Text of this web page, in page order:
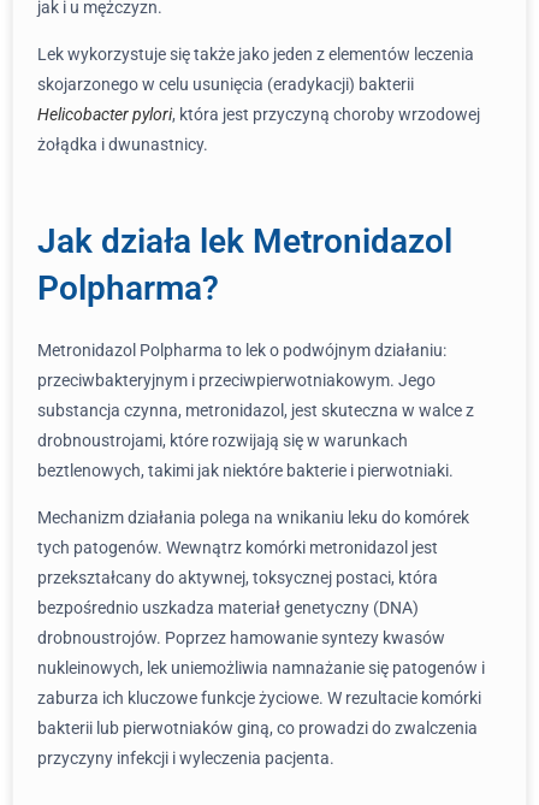
jak i u mężczyzn.
Lek wykorzystuje się także jako jeden z elementów leczenia
skojarzonego w celu usunięcia (eradykacji) bakterii
Helicobacter pylori, która jest przyczyną choroby wrzodowej
żołądka i dwunastnicy.
Jak działa lek Metronidazol
Polpharma?
Metronidazol Polpharma to lek o podwójnym działaniu:
przeciwbakteryjnym i przeciwpierwotniakowym. Jego
substancja czynna, metronidazol, jest skuteczna w walce z
drobnoustrojami, które rozwijają się w warunkach
beztlenowych, takimi jak niektóre bakterie i pierwotniaki.
Mechanizm działania polega na wnikaniu leku do komórek
tych patogenów. Wewnątrz komórki metronidazol jest
przekształcany do aktywnej, toksycznej postaci, która
bezpośrednio uszkadza materiał genetyczny (DNA)
drobnoustrojów. Poprzez hamowanie syntezy kwasów
nukleinowych, lek uniemożliwia namnażanie się patogenów i
zaburza ich kluczowe funkcje życiowe. W rezultacie komórki
bakterii lub pierwotniaków giną, co prowadzi do zwalczenia
przyczyny infekcji i wyleczenia pacjenta.